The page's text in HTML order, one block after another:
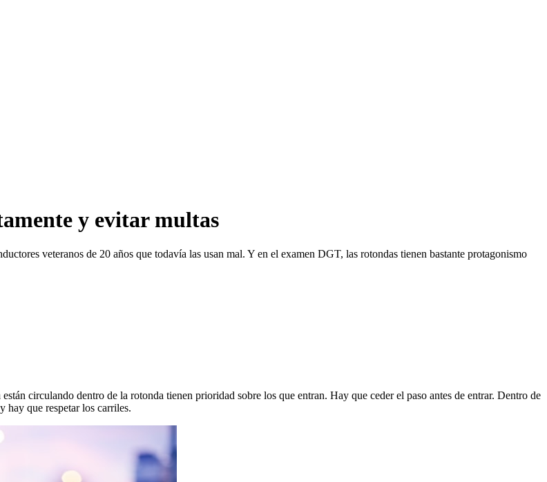
y evitar multas
veteranos de 20 años que todavía las usan mal. Y en el examen DGT, las rotondas tienen bastante protagonismo
circulando dentro de la rotonda tienen prioridad sobre los que entran. Hay que ceder el paso antes de entrar. Dentro de
hay que respetar los carriles.